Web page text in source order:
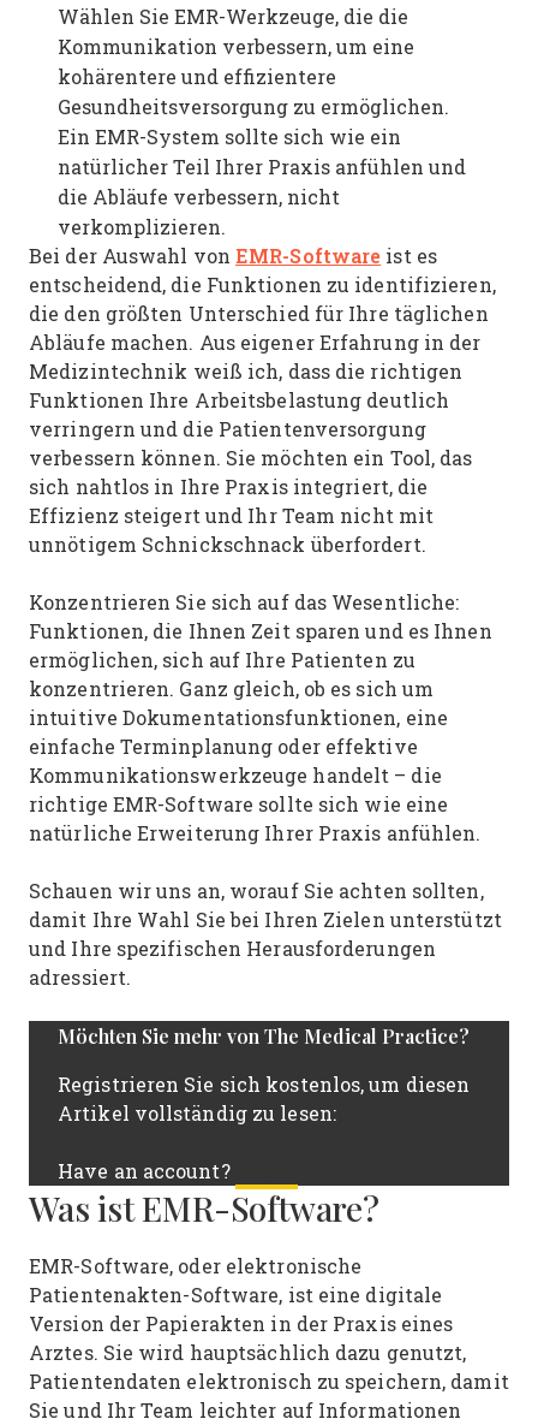
Wählen Sie EMR-Werkzeuge, die die
Kommunikation verbessern, um eine
kohärentere und effizientere
Gesundheitsversorgung zu ermöglichen.
Ein EMR-System sollte sich wie ein
natürlicher Teil Ihrer Praxis anfühlen und
die Abläufe verbessern, nicht
verkomplizieren.
Bei der Auswahl vonEMR-Software ist es
entscheidend, die Funktionen zu identifizieren,
die den größten Unterschied für Ihre täglichen
Abläufe machen. Aus eigener Erfahrung in der
Medizintechnik weiß ich, dass die richtigen
Funktionen Ihre Arbeitsbelastung deutlich
verringern und die Patientenversorgung
verbessern können. Sie möchten ein Tool, das
sich nahtlos in Ihre Praxis integriert, die
Effizienz steigert und Ihr Team nicht mit
unnötigem Schnickschnack überfordert.
Konzentrieren Sie sich auf das Wesentliche:
Funktionen, die Ihnen Zeit sparen und es Ihnen
ermöglichen, sich auf Ihre Patienten zu
konzentrieren. Ganz gleich, ob es sich um
intuitive Dokumentationsfunktionen, eine
einfache Terminplanung oder effektive
Kommunikationswerkzeuge handelt – die
richtige EMR-Software sollte sich wie eine
natürliche Erweiterung Ihrer Praxis anfühlen.
Schauen wir uns an, worauf Sie achten sollten,
damit Ihre Wahl Sie bei Ihren Zielen unterstützt
und Ihre spezifischen Herausforderungen
adressiert.
Möchten Sie mehr von The Medical Practice?
Registrieren Sie sich kostenlos, um diesen
Artikel vollständig zu lesen:
Have an account?
Was ist EMR-Software?
EMR-Software, oder elektronische
Patientenakten-Software, ist eine digitale
Version der Papierakten in der Praxis eines
Arztes. Sie wird hauptsächlich dazu genutzt,
Patientendaten elektronisch zu speichern, damit
Sie und Ihr Team leichter auf Informationen